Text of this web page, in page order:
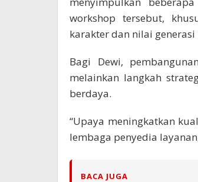
workshop tersebut,
karakter dan nilai generasi
Bagi Dewi,
melainkan langkah
berdaya.
‎“Upaya meningkatkan
lembaga penyedia
BACA JUGA